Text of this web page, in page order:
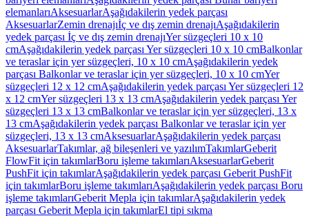
elemanlarıAksesuarlarAşağıdakilerin yedek parçası
AksesuarlarZemin drenajıİç ve dış zemin drenajıAşağıdakilerin
yedek parçası İç ve dış zemin drenajıYer süzgeçleri 10 x 10
cmAşağıdakilerin yedek parçası Yer süzgeçleri 10 x 10 cmBalkonlar
ve teraslar için yer süzgeçleri, 10 x 10 cmAşağıdakilerin yedek
parçası Balkonlar ve teraslar için yer süzgeçleri, 10 x 10 cmYer
süzgeçleri 12 x 12 cmAşağıdakilerin yedek parçası Yer süzgeçleri 12
x 12 cmYer süzgeçleri 13 x 13 cmAşağıdakilerin yedek parçası Yer
süzgeçleri 13 x 13 cmBalkonlar ve teraslar için yer süzgeçleri, 13 x
13 cmAşağıdakilerin yedek parçası Balkonlar ve teraslar için yer
süzgeçleri, 13 x 13 cmAksesuarlarAşağıdakilerin yedek parçası
AksesuarlarTakımlar, ağ bileşenleri ve yazılımTakımlarGeberit
FlowFit için takımlarBoru işleme takımlarıAksesuarlarGeberit
PushFit için takımlarAşağıdakilerin yedek parçası Geberit PushFit
için takımlarBoru işleme takımlarıAşağıdakilerin yedek parçası Boru
işleme takımlarıGeberit Mepla için takımlarAşağıdakilerin yedek
parçası Geberit Mepla için takımlarEl tipi sıkma